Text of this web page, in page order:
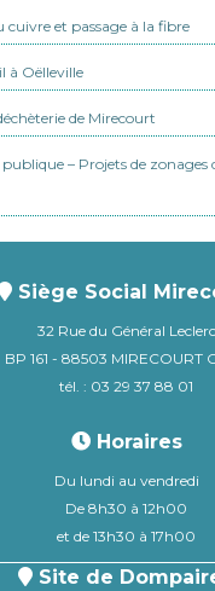
cuivre et passage à la fibre
à Oëlleville
de Mirecourt
– Projets de zonages
Siège Social
32 Rue du Général Leclerc
BP 161 - 88503 MIRECOURT
tél. : 03 29 37 88 01
Horaires
Du lundi au vendredi
De 8h30 à 12h00
et de 13h30 à 17h00
Site de